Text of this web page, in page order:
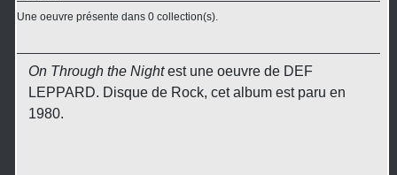
Une oeuvre présente dans 0 collection(s).
On Through the Nightest une oeuvre de DEF
LEPPARD. Disque de Rock, cet album est paru en
1980.